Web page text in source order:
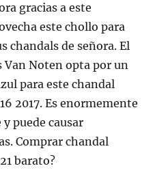
gracias a este
este chollo para
chandals de señora. El
Van Noten opta por un
para este chandal
2017. Es enormemente
puede causar
Comprar chandal
barato?